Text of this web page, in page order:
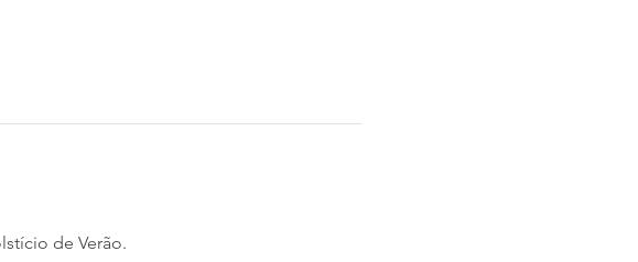
de Verão.